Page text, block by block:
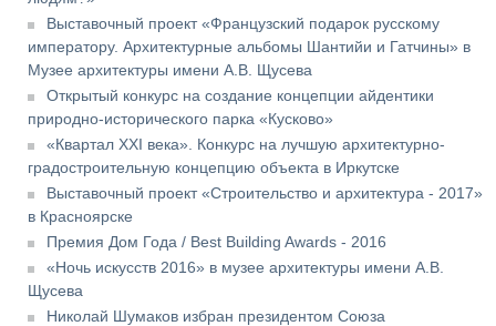
Выставочный проект «Французский подарок русскому
императору. Архитектурные альбомы Шантийи и Гатчины» в
Музее архитектуры имени А.В. Щусева
Открытый конкурс на создание концепции айдентики
природно-исторического парка «Кусково»
«Квартал XXI века». Конкурс на лучшую архитектурно-
градостроительную концепцию объекта в Иркутске
Выставочный проект «Строительство и архитектура - 2017»
в Красноярске
Премия Дом Года / Best Building Awards - 2016
«Ночь искусств 2016» в музее архитектуры имени А.В.
Щусева
Николай Шумаков избран президентом Союза